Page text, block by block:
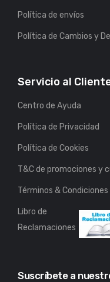
Política de envíos
Política de Cambios y
Servicio al
Centro de Ayuda
Política de Privacidad
Política de Cookies
T&C de promociones y
Términos & Condiciones
Libro de
Reclamaciones
Suscríbete a